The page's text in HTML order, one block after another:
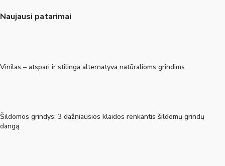
Naujausi patarimai
Vinilas – atspari ir stilinga alternatyva natūralioms grindims
Šildomos grindys: 3 dažniausios klaidos renkantis šildomų grindų
dangą